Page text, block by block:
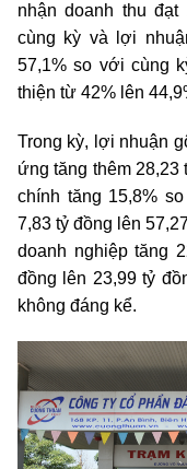
nhận doanh thu
cùng kỳ và lợi
57,1% so với cùng
thiện từ 42% lên
Trong kỳ, lợi nhuận
ứng tăng thêm 28,23
chính tăng 15,8%
7,83 tỷ đồng lên
doanh nghiệp tăng
đồng lên 23,99 tỷ
không đáng kể.